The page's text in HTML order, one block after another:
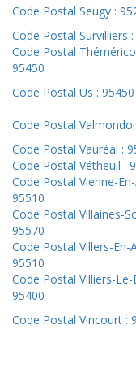
Code Postal Seugy :
Code Postal Survilliers
Code Postal
95450
Code Postal Us : 95450
Code Postal
Code Postal Vauréal :
Code Postal Vétheuil :
Code Postal Vienne-
95510
Code Postal Villaines-
95570
Code Postal Villers-En-
95510
Code Postal Villiers-Le-
95400
Code Postal Vincourt :